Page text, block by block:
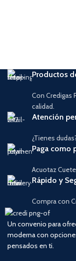
Productos
Con Credigas
calidad.
Atención
¿Tienes
Paga como
Acuotaz
Rápido y
Compra con
Un convenio para
moderna con
pensados en ti.